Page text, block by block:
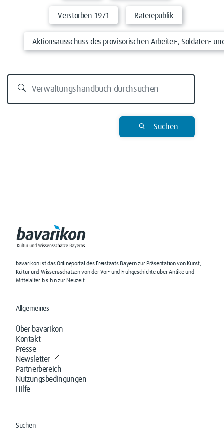
Verstorben 1971 Räterepublik
Aktionsausschuss des provisorischen Arbeiter-, Soldaten-
Suchen
bavarikon ist das Onlineportal des Freistaats Bayern zur Präsentation von Kunst,
Kultur und Wissensschätzen von der Vor- und Frühgeschichte über Antike und
Mittelalter bis hin zur Neuzeit.
Allgemeines
Über bavarikon
Kontakt
Presse
Newsletter
Partnerbereich
Nutzungsbedingungen
Hilfe
Suchen